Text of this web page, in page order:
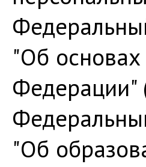
"Об
"Об